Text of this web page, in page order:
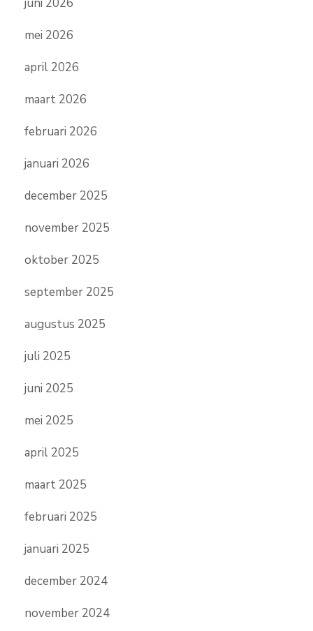
juni 2026
mei 2026
april 2026
maart 2026
februari 2026
januari 2026
december 2025
november 2025
oktober 2025
september 2025
augustus 2025
juli 2025
juni 2025
mei 2025
april 2025
maart 2025
februari 2025
januari 2025
december 2024
november 2024